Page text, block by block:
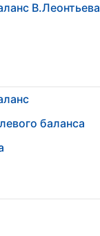
В.Леонтьева
баланса